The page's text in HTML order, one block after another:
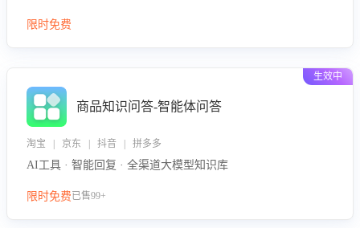
限时免费
生效中
商品知识问答-智能体问答
淘宝 | 京东 | 抖音 | 拼多多
AI工具 · 智能回复 · 全渠道大模型知识库
限时免费已售99+